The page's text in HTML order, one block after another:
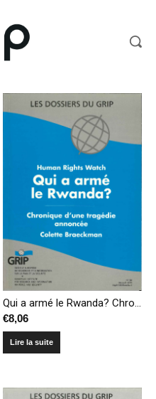
Qui a armé le Rwanda? Chronique d’une tragédie annoncée
€8,06
Lire la suite